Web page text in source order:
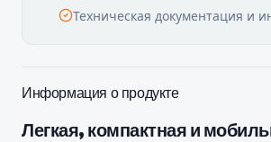
Техническая документация и
Информация о продукте
Легкая, компактная и